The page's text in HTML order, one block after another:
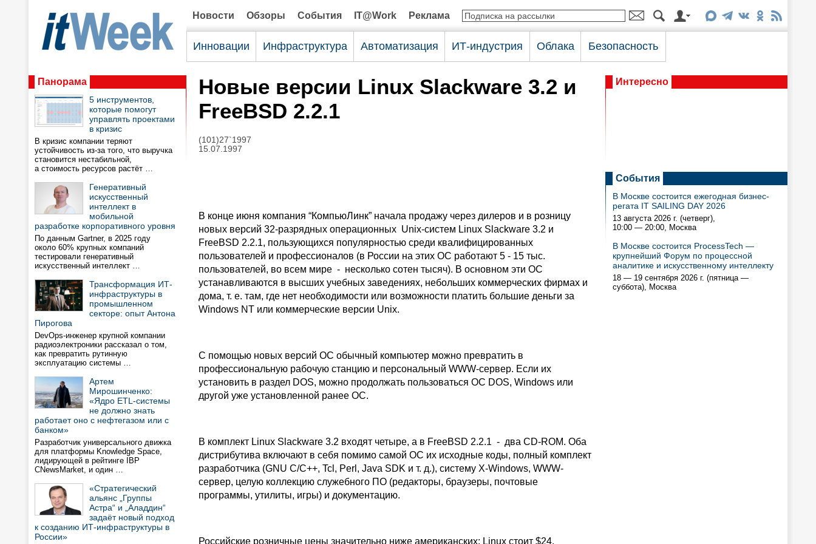
Новости Обзоры События IT@Work Реклама
Инновации Инфраструктура Автоматизация ИТ-индустрия Облака Безопасность
Панорама
5 инструментов,
которые помогут
управлять проектами
в кризис
В кризис компании теряют
устойчивость из-за того, что выручка
становится нестабильной,
а стоимость ресурсов растёт …
Генеративный
искусственный
интеллект в
мобильной
разработке корпоративного уровня
По данным Gartner, в 2025 году
около 60% крупных компаний
тестировали генеративный
искусственный интеллект …
Трансформация ИТ-
инфраструктуры в
промышленном
секторе: опыт Антона
Пирогова
DevOps-инженер крупной компании
радиоэлектроники рассказал о том,
как превратить рутинную
эксплуатацию системы …
Артем
Мирошинченко:
«Ядро ETL-системы
не должно знать
работает оно с нефтегазом или с
банком»
Разработчик универсального движка
для платформы Knowledge Space,
лидирующей в рейтинге IBP
CNewsMarket, и один …
«Стратегический
альянс „Группы
Астра“ и „Аладдин“
задаёт новый подход
к созданию ИТ-инфраструктуры в
России»
Новые версии Linux Slackware 3.2 и
FreeBSD 2.2.1
(101)27`1997
15.07.1997
В конце июня компания “КомпьюЛинк” начала продажу через дилеров и в розницу
новых версий 32-разрядных операционных Unix-систем Linux Slackware 3.2 и
FreeBSD 2.2.1, пользующихся популярностью среди квалифицированных
пользователей и профессионалов (в России на этих ОС работают 5 - 15 тыс.
пользователей, во всем мире - несколько сотен тысяч). В основном эти ОС
устанавливаются в высших учебных заведениях, небольших коммерческих фирмах и
дома, т. е. там, где нет необходимости или возможности платить большие деньги за
Windows NT или коммерческие версии Unix.
С помощью новых версий ОС обычный компьютер можно превратить в
профессиональную рабочую станцию и персональный WWW-сервер. Если их
установить в раздел DOS, можно продолжать пользоваться ОС DOS, Windows или
другой уже установленной ранее ОС.
В комплект Linux Slackware 3.2 входят четыре, а в FreeBSD 2.2.1 - два CD-ROM. Оба
дистрибутива включают в себя помимо самой ОС их исходные коды, полный комплект
разработчика (GNU С/С++, Tcl, Perl, Java SDK и т. д.), систему X-Windows, WWW-
сервер, целую коллекцию служебного ПО (редакторы, браузеры, почтовые
программы, утилиты, игры) и документацию.
Российские розничные цены значительно ниже американских: Linux стоит $24,
Интересно
События
В Москве состоится ежегодная бизнес-
регата IT SAILING DAY 2026
13 августа 2026 г. (четверг),
10:00 — 20:00, Москва
В Москве состоится ProcessTech —
крупнейший Форум по процессной
аналитике и искусственному интеллекту
18 — 19 сентября 2026 г. (пятница —
суббота), Москва